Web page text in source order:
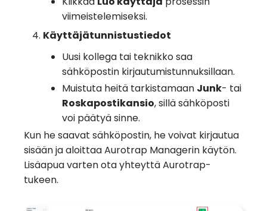
viimeistelemiseksi.
Käyttäjätunnistustiedot
Uusi kollega tai teknikko saa
sähköpostin kirjautumistunnuksillaan.
Muistuta heitä tarkistamaan Junk- tai
Roskapostikansio, sillä sähköposti
voi päätyä sinne.
Kun he saavat sähköpostin, he voivat kirjautua
sisään ja aloittaa Aurotrap Managerin käytön.
Lisäapua varten ota yhteyttä Aurotrap-
tukeen.